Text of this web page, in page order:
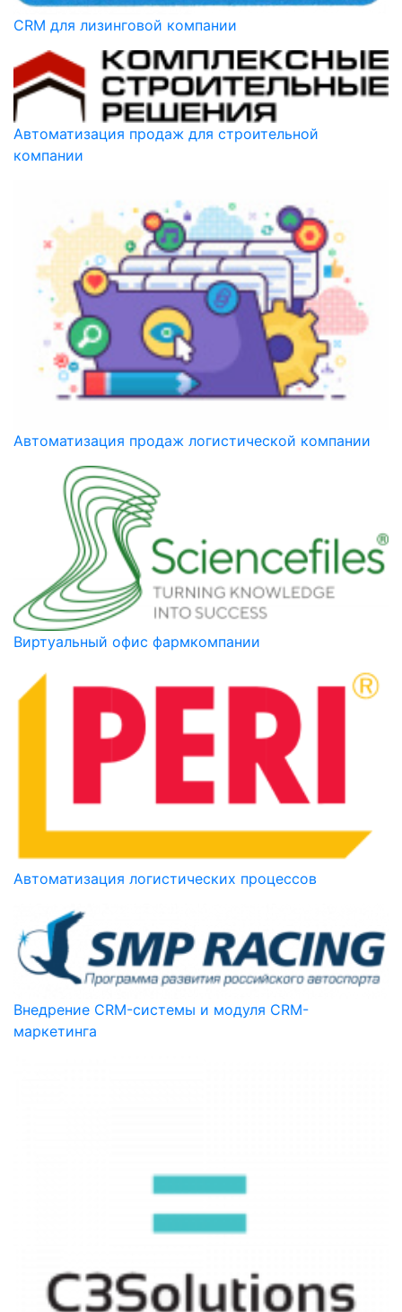
CRM для лизинговой компании
Автоматизация продаж для строительной
компании
Автоматизация продаж логистической компании
Виртуальный офис фармкомпании
Автоматизация логистических процессов
Внедрение CRM-системы и модуля CRM-
маркетинга